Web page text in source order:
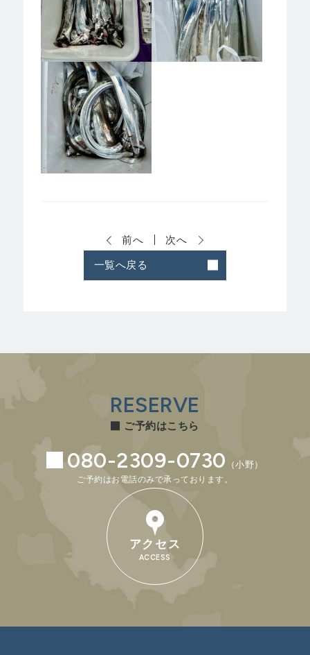
一覧へ戻る
前へ 次へ
RESERVE
ご予約はこちら
080-2309-0730 （小野）
ご予約はお電話のみで承っております。
アクセス
ACCESS